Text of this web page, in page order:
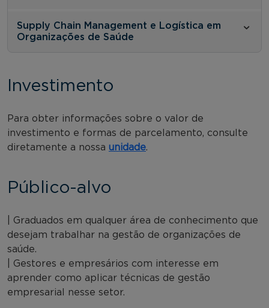
Supply Chain Management e Logística em
Organizações de Saúde
Investimento
Para obter informações sobre o valor de
investimento e formas de parcelamento, consulte
diretamente a nossa unidade.
Público-alvo
| Graduados em qualquer área de conhecimento que
desejam trabalhar na gestão de organizações de
saúde.
| Gestores e empresários com interesse em
aprender como aplicar técnicas de gestão
empresarial nesse setor.